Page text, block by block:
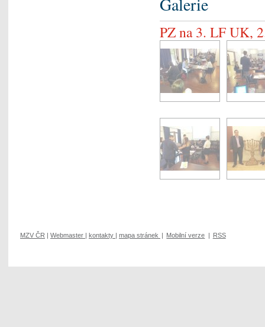
Galerie
PZ na 3. LF UK,
MZV ČR Webmaster kontakty mapa stránek Mobilní verze RSS